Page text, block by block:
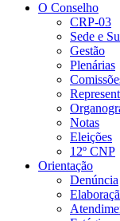
O Conselho
CRP-03
Sede e
Gestão
Plenárias
Notas
Eleições
12º CNP
Orientação
Denúncia